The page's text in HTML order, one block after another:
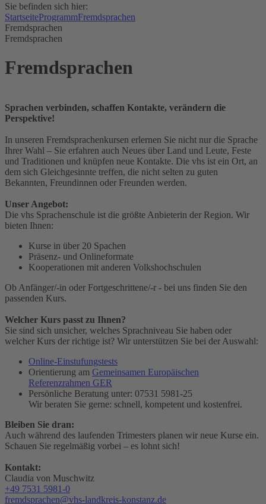
Sie befinden sich hier:
StartseiteProgrammFremdsprachen
Fremdsprachen
Fremdsprachen
Fremdsprachen
Sprachen verbinden, schaffen Kontakte, verändern die
Perspektive!
In unseren Fremdsprachenkursen erlernen Sie nicht nur die Sprache
Ihrer Wahl – Sie erfahren auch Neues über Land und Leute, Feste
und Traditionen und knüpfen neue Kontakte. Die vhs ist ein Ort, an
dem sich Gleichgesinnte treffen, die nicht selten zu guten
Bekannten, Freundinnen oder Freunden werden.
Unser Angebot:
Die vhs Sprachenschule ist die größte Anbieterin der Region. Wir
bieten Ihnen:
Kurse in über 20 Spachen
Präsenz- und Onlineformate
Kooperationen mit anderen Volkshochschulen
Ob Anfänger/-in oder Fortgeschrittene/-r - bei uns finden Sie den
passenden Kurs.
Welcher Kurs passt zu Ihnen?
Sie sind sich unsicher, welches Sprachniveau Sie haben oder
welcher Kurs der richtige ist? Wir unterstützen Sie bei der Auswahl:
Online-Einstufungstests
Orientierung am Gemeinsamen Europäischen
Referenzrahmen GER
Persönliche Beratung unter: 07531 5981-25
Wir beraten Sie gerne: schnell, kompetent und kostenfrei.
Bleiben Sie dran:
Auch während des laufenden Trimesters planen wir neue Kurse ein.
Schauen Sie regelmäßig vorbei – es lohnt sich!
Kontakt:
Claudia von Muschwitz
+49 7531 5981-0
fremdsprachen@vhs-landkreis-konstanz.de